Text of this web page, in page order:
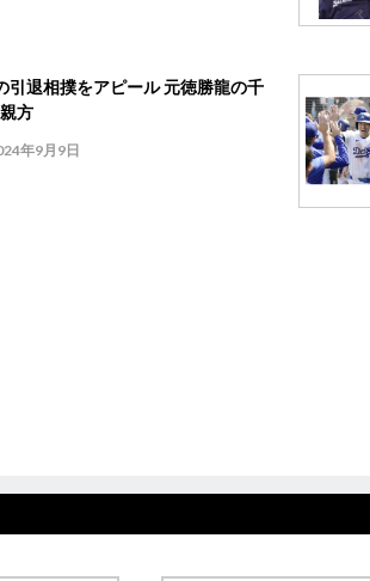
引退相撲をアピール 元徳勝龍の千
方
年9月9日